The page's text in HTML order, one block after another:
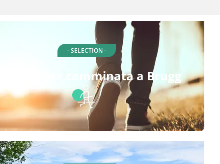
- SELECTION -
per camminata a Brugg